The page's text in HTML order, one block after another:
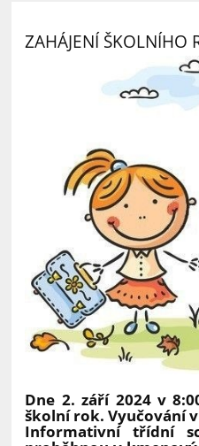
ZAHÁJENÍ
Dne 2. září 2024 v
školní rok. Vyučování
Informativní třídní